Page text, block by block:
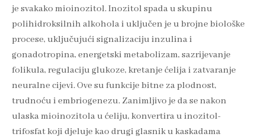
je svakako mioinozitol. Inozitol spada u skupinu
polihidroksilnih alkohola i uključen je u brojne biološke
procese, uključujući signalizaciju inzulina i
gonadotropina, energetski metabolizam, sazrijevanje
folikula, regulaciju glukoze, kretanje ćelija i zatvaranje
neuralne cijevi. Ove su funkcije bitne za plodnost,
trudnoću i embriogenezu. Zanimljivo je da se nakon
ulaska mioinozitola u ćeliju, konvertira u inozitol-
trifosfat koji djeluje kao drugi glasnik u kaskadama